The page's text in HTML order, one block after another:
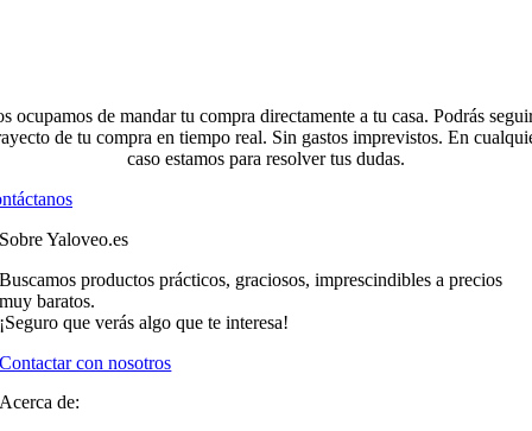
ocupamos de mandar tu compra directamente a tu casa. Podrás
de tu compra en tiempo real. Sin gastos imprevistos. En
caso estamos para resolver tus dudas.
Sobre Yaloveo.es
Buscamos productos prácticos, graciosos, imprescindibles a precios
muy baratos.
¡Seguro que verás algo que te interesa!
Contactar con nosotros
Acerca de: